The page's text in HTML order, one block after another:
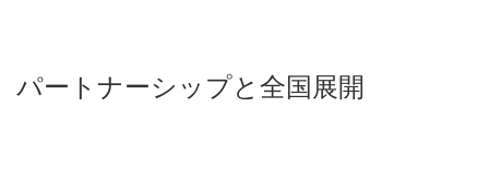
パートナーシップと全国展開